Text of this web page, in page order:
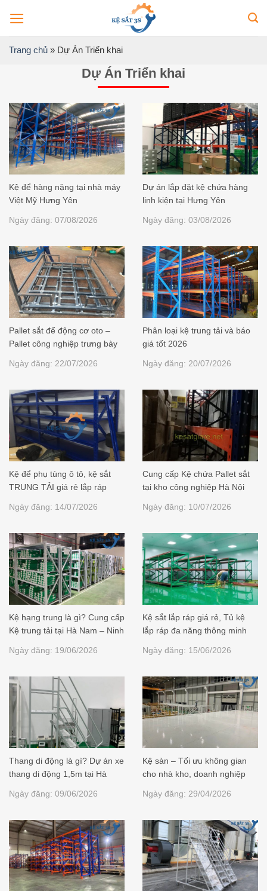
qua
nội
dungTrang chủ » Dự Án Triển khai
Dự Án Triển khai
Kệ để hàng nặng tại nhà máy
Việt Mỹ Hưng Yên
Ngày đăng: 07/08/2026
Dự án lắp đặt kệ chứa hàng
linh kiện tại Hưng Yên
Ngày đăng: 03/08/2026
Pallet sắt để động cơ oto –
Pallet công nghiệp trưng bày
Ngày đăng: 22/07/2026
Phân loại kệ trung tải và báo
giá tốt 2026
Ngày đăng: 20/07/2026
Kệ để phụ tùng ô tô, kệ sắt
TRUNG TẢI giá rẻ lắp ráp
Ngày đăng: 14/07/2026
Cung cấp Kệ chứa Pallet sắt
tại kho công nghiệp Hà Nội
Ngày đăng: 10/07/2026
Kệ hạng trung là gì? Cung cấp
Kệ trung tải tại Hà Nam – Ninh
Ngày đăng: 19/06/2026
Kệ sắt lắp ráp giá rẻ, Tủ kệ
lắp ráp đa năng thông minh
Ngày đăng: 15/06/2026
Thang di động là gì? Dự án xe
thang di động 1,5m tại Hà
Ngày đăng: 09/06/2026
Kệ sàn – Tối ưu không gian
cho nhà kho, doanh nghiệp
Ngày đăng: 29/04/2026